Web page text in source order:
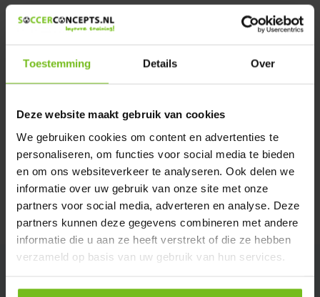
Toestemming Details Over
Deze website maakt gebruik van cookies
We gebruiken cookies om content en advertenties te
personaliseren, om functies voor social media te bieden
en om ons websiteverkeer te analyseren. Ook delen we
informatie over uw gebruik van onze site met onze
partners voor social media, adverteren en analyse. Deze
partners kunnen deze gegevens combineren met andere
informatie die u aan ze heeft verstrekt of die ze hebben
verzameld op basis van uw gebruik van hun services.
We helpen u graag met meer informatie
Verstuur email
Description du produit
Évaluations
Partager